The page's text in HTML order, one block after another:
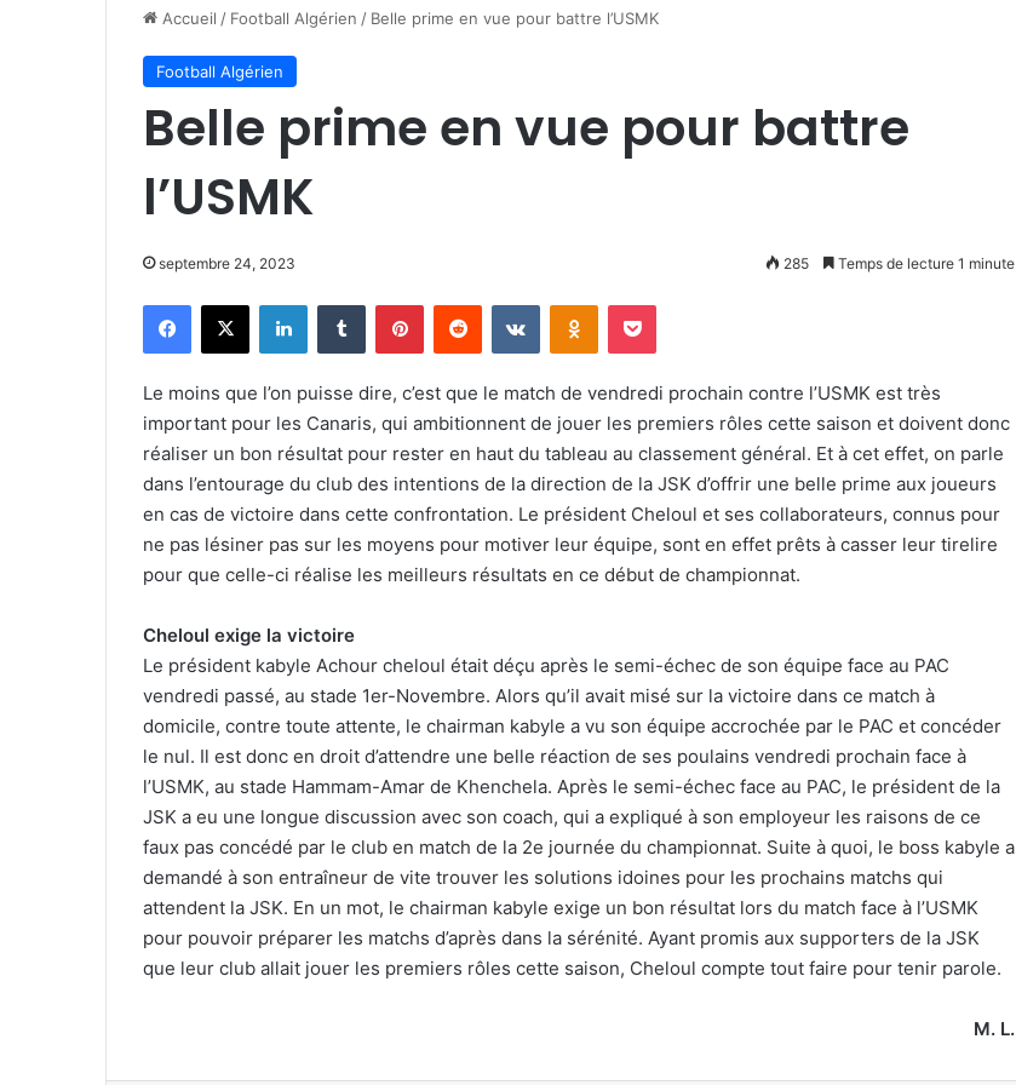
Accueil / Football Algérien / Belle prime en vue pour battre l’USMK
Football Algérien
Belle prime en vue pour battre
l’USMK
septembre 24, 2023 285 Temps de lecture 1 minute
Facebook
X LinkedinTumblr PinterestReddit VKontakteOdnoklassniki
Pocket
Le moins que l’on puisse dire, c’est que le match de vendredi prochain contre l’USMK est très
important pour les Canaris, qui ambitionnent de jouer les premiers rôles cette saison et doivent donc
réaliser un bon résultat pour rester en haut du tableau au classement général. Et à cet effet, on parle
dans l’entourage du club des intentions de la direction de la JSK d’offrir une belle prime aux joueurs
en cas de victoire dans cette confrontation. Le président Cheloul et ses collaborateurs, connus pour
ne pas lésiner pas sur les moyens pour motiver leur équipe, sont en effet prêts à casser leur tirelire
pour que celle-ci réalise les meilleurs résultats en ce début de championnat.
Cheloul exige la victoire
Le président kabyle Achour cheloul était déçu après le semi-échec de son équipe face au PAC
vendredi passé, au stade 1er-Novembre. Alors qu’il avait misé sur la victoire dans ce match à
domicile, contre toute attente, le chairman kabyle a vu son équipe accrochée par le PAC et concéder
le nul. Il est donc en droit d’attendre une belle réaction de ses poulains vendredi prochain face à
l’USMK, au stade Hammam-Amar de Khenchela. Après le semi-échec face au PAC, le président de la
JSK a eu une longue discussion avec son coach, qui a expliqué à son employeur les raisons de ce
faux pas concédé par le club en match de la 2e journée du championnat. Suite à quoi, le boss kabyle a
demandé à son entraîneur de vite trouver les solutions idoines pour les prochains matchs qui
attendent la JSK. En un mot, le chairman kabyle exige un bon résultat lors du match face à l’USMK
pour pouvoir préparer les matchs d’après dans la sérénité. Ayant promis aux supporters de la JSK
que leur club allait jouer les premiers rôles cette saison, Cheloul compte tout faire pour tenir parole.
M. L.